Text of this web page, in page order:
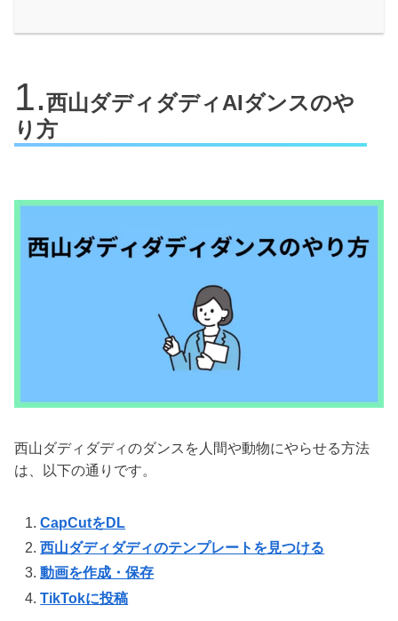
西山ダディダディAIダンスのや
り方
西山ダディダディのダンスを人間や動物にやらせる方法
は、以下の通りです。
CapCutをDL
西山ダディダディのテンプレートを見つける
動画を作成・保存
TikTokに投稿